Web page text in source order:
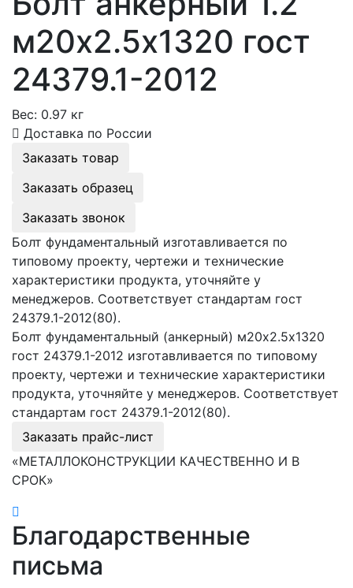
м20х2.5х1320 гост
24379.1-2012
Вес: 0.97 кг
Доставка по России
Заказать товар
Заказать образец
Заказать звонок
Болт фундаментальный изготавливается по
типовому проекту, чертежи и технические
характеристики продукта, уточняйте у
менеджеров. Соответствует стандартам гост
24379.1-2012(80).
Болт фундаментальный (анкерный) м20х2.5х1320
гост 24379.1-2012 изготавливается по типовому
проекту, чертежи и технические характеристики
продукта, уточняйте у менеджеров. Соответствует
стандартам гост 24379.1-2012(80).
Заказать прайс-лист
«МЕТАЛЛОКОНСТРУКЦИИ КАЧЕСТВЕННО И В
СРОК»
Благодарственные
письма